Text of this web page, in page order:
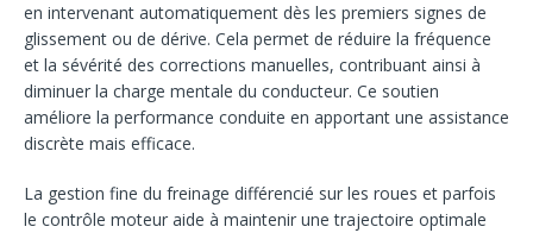
en intervenant automatiquement dès les premiers signes de
glissement ou de dérive. Cela permet de réduire la fréquence
et la sévérité des corrections manuelles, contribuant ainsi à
diminuer la charge mentale du conducteur. Ce soutien
améliore la performance conduite en apportant une assistance
discrète mais efficace.
La gestion fine du freinage différencié sur les roues et parfois
le contrôle moteur aide à maintenir une trajectoire optimale